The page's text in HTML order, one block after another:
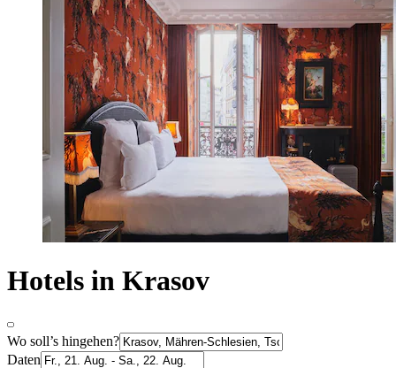
Hotels in Krasov
Wo soll’s hingehen?
Daten